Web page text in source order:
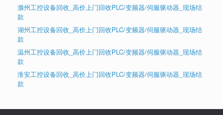
滁州工控设备回收_高价上门回收PLC/变频器/伺服驱动器_现场结
款
湖州工控设备回收_高价上门回收PLC/变频器/伺服驱动器_现场结
款
温州工控设备回收_高价上门回收PLC/变频器/伺服驱动器_现场结
款
淮安工控设备回收_高价上门回收PLC/变频器/伺服驱动器_现场结
款